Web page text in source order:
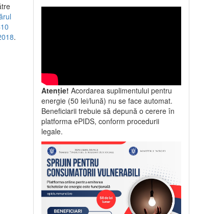
.
Atenție! Acordarea suplimentului pentru
energie (50 lei/lună) nu se face automat.
Beneficiarii trebuie să depună o cerere în
platforma ePIDS, conform procedurii
legale.